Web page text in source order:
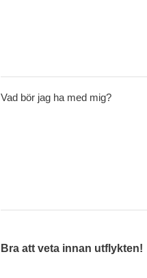
Vad bör jag ha med mig?
Bra att veta innan utflykten!